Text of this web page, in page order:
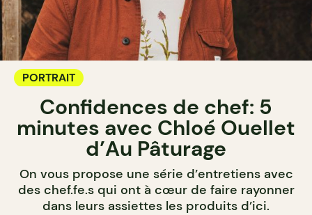
PORTRAIT
Confidences de chef: 5
minutes avec Chloé Ouellet
d’Au Pâturage
On vous propose une série d’entretiens avec
des chef.fe.s qui ont à cœur de faire rayonner
dans leurs assiettes les produits d’ici.